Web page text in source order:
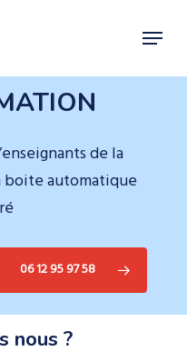
Menu
de la
automatique
06 12 95 97 58
nous ?
Menu